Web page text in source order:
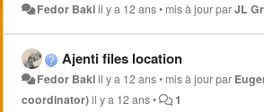
Fedor Baklil y a 12 ans• mis à jour parJL
Ajenti files location
Fedor Baklil y a 12 ans• mis à jour par
coordinator)il y a 12 ans• 1